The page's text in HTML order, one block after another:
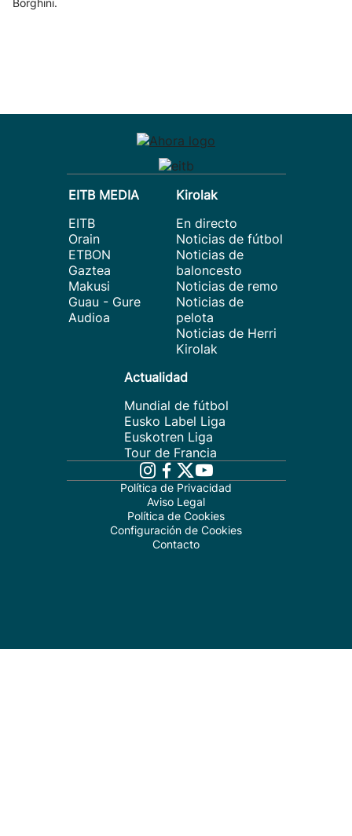
Borghini.
EITB MEDIA
EITB
Orain
ETBON
Gaztea
Makusi
Guau - Gure
Audioa
Kirolak
En directo
Noticias de fútbol
Noticias de
baloncesto
Noticias de remo
Noticias de
pelota
Noticias de Herri
Kirolak
Actualidad
Mundial de fútbol
Eusko Label Liga
Euskotren Liga
Tour de Francia
Política de Privacidad
Aviso Legal
Política de Cookies
Configuración de Cookies
Contacto